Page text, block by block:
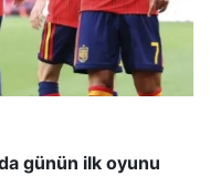
günün ilk oyunu